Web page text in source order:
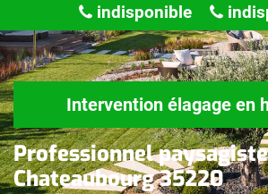
indisponible
Intervention élagage en
Professionnel
Chateaubourg 35220